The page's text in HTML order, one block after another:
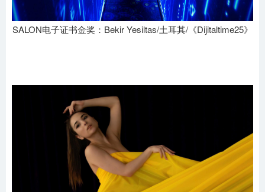
SALON电子证书金奖：Bekir Yesiltas/土耳其/《Dijitaltime25》